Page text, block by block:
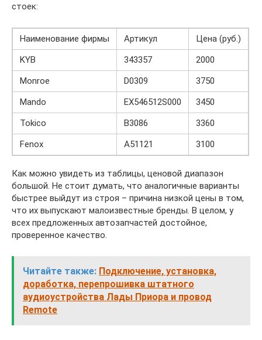
стоек:
Наименование фирмы Артикул
Цена (руб.)
KYB
343357
2000
Monroe
D0309
3750
Mando
EX546512S000
3450
Tokico
B3086
3360
Fenox
A51121 3100
Как можно увидеть из таблицы, ценовой диапазон
большой. Не стоит думать, что аналогичные варианты
быстрее выйдут из строя – причина низкой цены в том,
что их выпускают малоизвестные бренды. В целом, у
всех предложенных автозапчастей достойное,
проверенное качество.
Читайте также: Подключение, установка,
доработка, перепрошивка штатного
аудиоустройства Лады Приора и провод
Remote